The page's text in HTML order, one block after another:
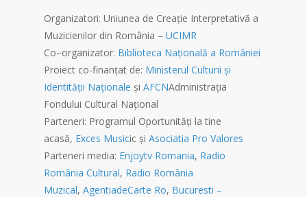
Organizatori: Uniunea de Creație Interpretativă a
Muzicienilor din România – UCIMR
Co–organizator: Biblioteca Naţională a României
Proiect co-finanțat de: Ministerul Culturii și
Identității Naționale și AFCNAdministrația
Fondului Cultural Național
Parteneri: Programul Oportunități la tine
acasă, Exces Musicic și Asociatia Pro Valores
Parteneri media: Enjoytv Romania, Radio
România Cultural, Radio România
Muzical, AgentiadeCarte Ro, Bucuresti –